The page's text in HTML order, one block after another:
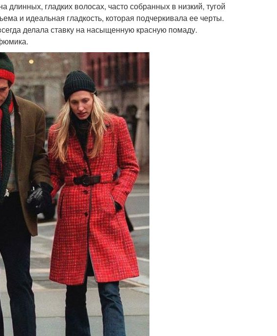
длинных, гладких волосах, часто собранных в низкий, тугой
и идеальная гладкость, которая подчеркивала ее черты.
делала ставку на насыщенную красную помаду.